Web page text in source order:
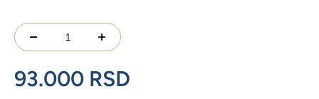
privezak
količina
93.000 RSD